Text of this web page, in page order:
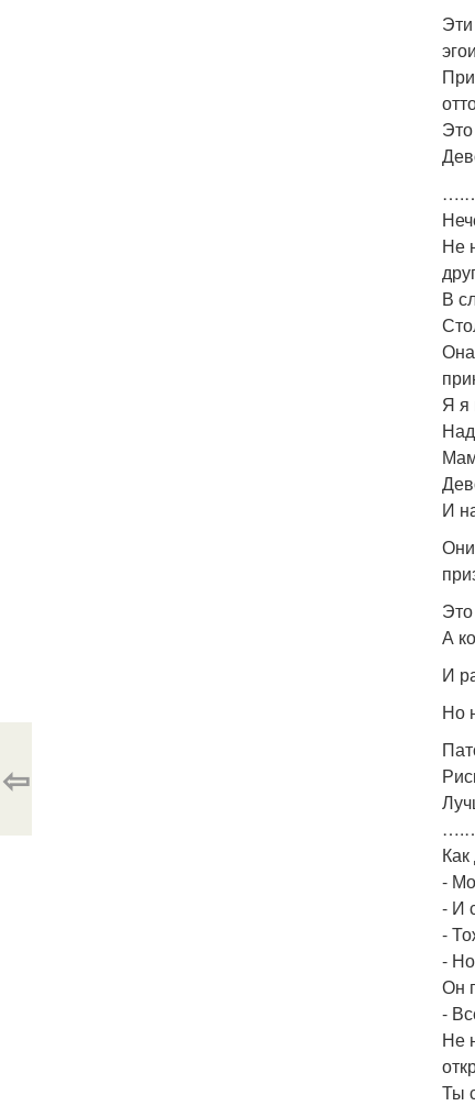
Не
В
Я я
И
А
И
Но
-
- И
-
-
Он
-
Не
Ты
⇦